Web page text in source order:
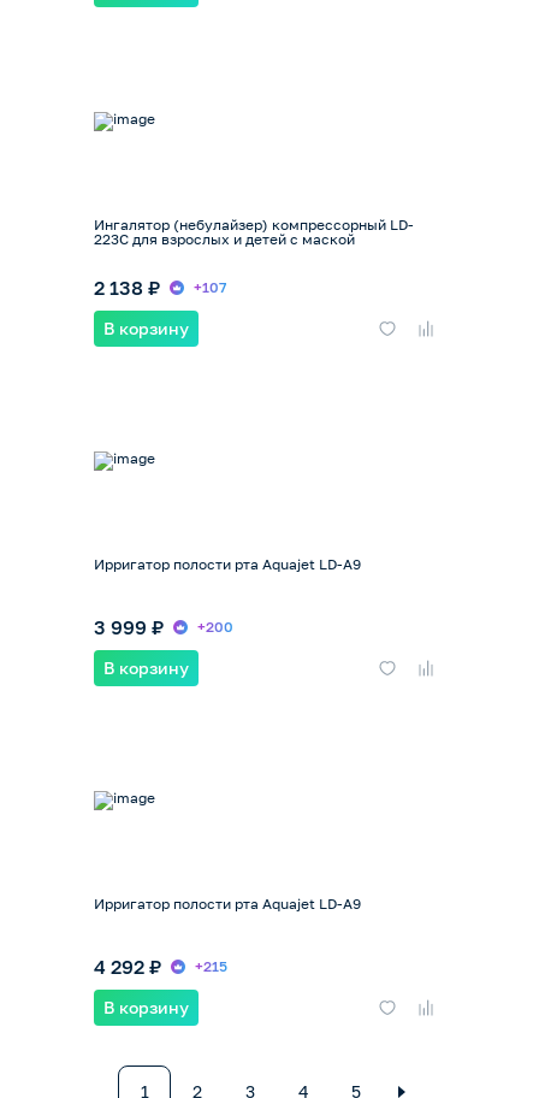
Ингалятор (небулайзер) компрессорный LD-
223C для взрослых и детей с маской
2 138 ₽ +107
В корзину
Ирригатор полости рта Aquajet LD-A9
3 999 ₽ +200
В корзину
Ирригатор полости рта Aquajet LD-A9
4 292 ₽ +215
В корзину
1 2 3 4 5